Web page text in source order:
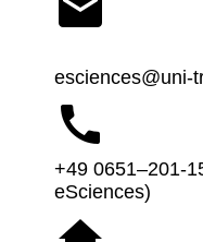
esciences@uni-
+49 0651–201-
eSciences)